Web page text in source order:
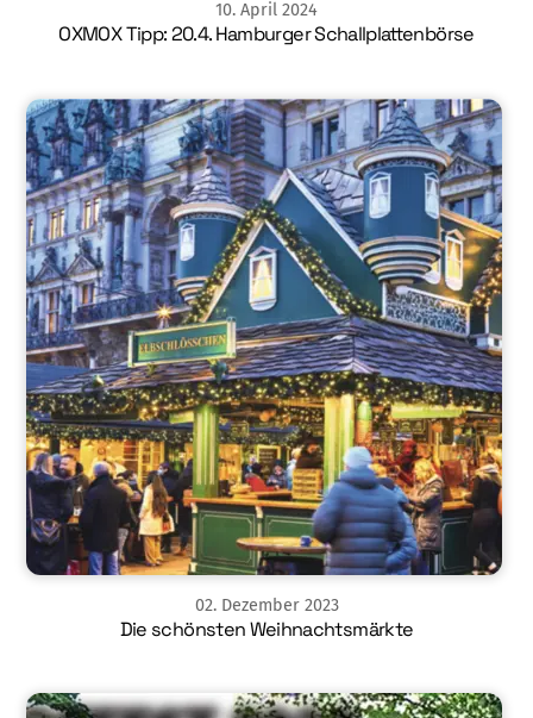
10. April 2024
OXMOX Tipp: 20.4. Hamburger Schallplattenbörse
02. Dezember 2023
Die schönsten Weihnachtsmärkte